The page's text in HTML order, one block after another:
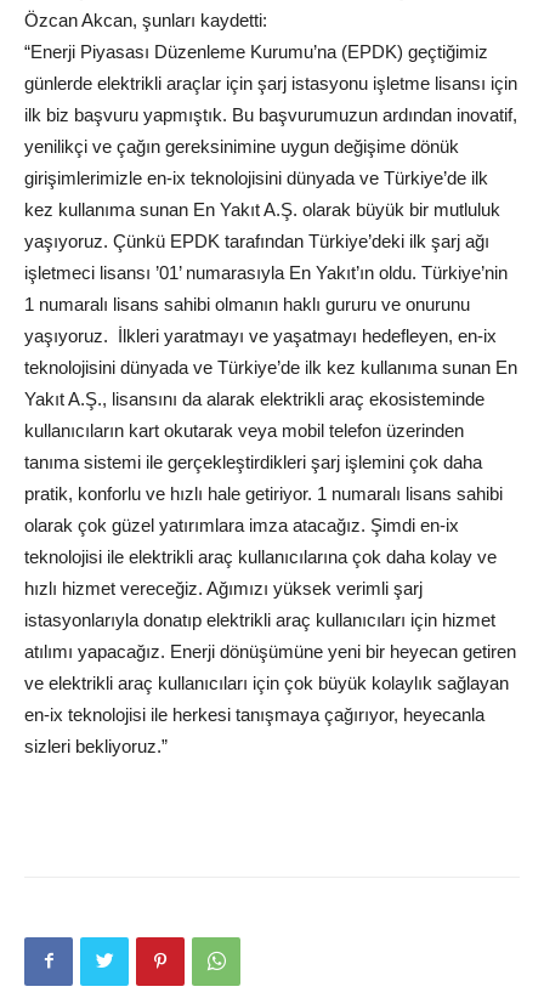
Özcan Akcan, şunları kaydetti:
“Enerji Piyasası Düzenleme Kurumu’na (EPDK) geçtiğimiz
günlerde elektrikli araçlar için şarj istasyonu işletme lisansı için
ilk biz başvuru yapmıştık. Bu başvurumuzun ardından inovatif,
yenilikçi ve çağın gereksinimine uygun değişime dönük
girişimlerimizle en-ix teknolojisini dünyada ve Türkiye’de ilk
kez kullanıma sunan En Yakıt A.Ş. olarak büyük bir mutluluk
yaşıyoruz. Çünkü EPDK tarafından Türkiye’deki ilk şarj ağı
işletmeci lisansı ’01’ numarasıyla En Yakıt’ın oldu. Türkiye’nin
1 numaralı lisans sahibi olmanın haklı gururu ve onurunu
yaşıyoruz. İlkleri yaratmayı ve yaşatmayı hedefleyen, en-ix
teknolojisini dünyada ve Türkiye’de ilk kez kullanıma sunan En
Yakıt A.Ş., lisansını da alarak elektrikli araç ekosisteminde
kullanıcıların kart okutarak veya mobil telefon üzerinden
tanıma sistemi ile gerçekleştirdikleri şarj işlemini çok daha
pratik, konforlu ve hızlı hale getiriyor. 1 numaralı lisans sahibi
olarak çok güzel yatırımlara imza atacağız. Şimdi en-ix
teknolojisi ile elektrikli araç kullanıcılarına çok daha kolay ve
hızlı hizmet vereceğiz. Ağımızı yüksek verimli şarj
istasyonlarıyla donatıp elektrikli araç kullanıcıları için hizmet
atılımı yapacağız. Enerji dönüşümüne yeni bir heyecan getiren
ve elektrikli araç kullanıcıları için çok büyük kolaylık sağlayan
en-ix teknolojisi ile herkesi tanışmaya çağırıyor, heyecanla
sizleri bekliyoruz.”